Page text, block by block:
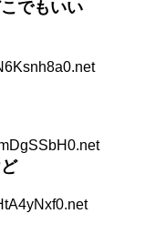
でもいい